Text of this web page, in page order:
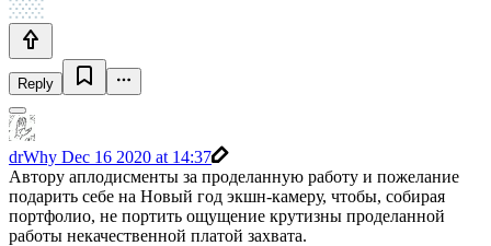
Reply
drWhy Dec 16 2020 at 14:37
Автору аплодисменты за проделанную работу и пожелание
подарить себе на Новый год экшн-камеру, чтобы, собирая
портфолио, не портить ощущение крутизны проделанной
работы некачественной платой захвата.